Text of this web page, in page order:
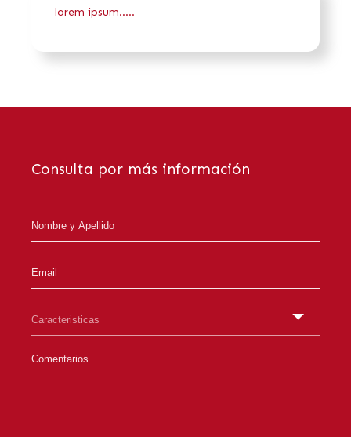
lorem ipsum.....
Consulta por más información